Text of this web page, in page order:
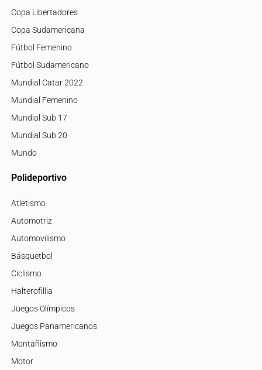
Copa Libertadores
Copa Sudamericana
Fútbol Femenino
Fútbol Sudamericano
Mundial Catar 2022
Mundial Femenino
Mundial Sub 17
Mundial Sub 20
Mundo
Polideportivo
Atletismo
Automotriz
Automovilismo
Básquetbol
Ciclismo
Halterofillia
Juegos Olímpicos
Juegos Panamericanos
Montañismo
Motor